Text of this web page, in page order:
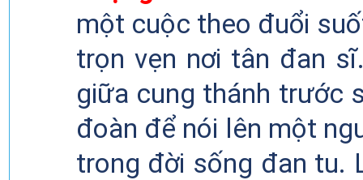
một cuộc theo đuổi
trọn vẹn nơi tân đan
giữa cung thánh trước
đoàn để nói lên một
trong đời sống đan tu.